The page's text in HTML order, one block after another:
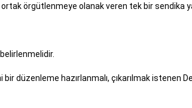
örgütlenmeye olanak veren tek bir sendika
düzenleme hazırlanmalı, çıkarılmak istenen